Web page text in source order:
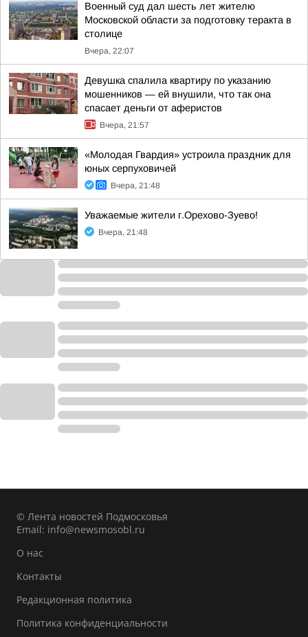
Военный суд дал шесть лет жителю
Московской области за подготовку теракта в
столице
Вчера, 22:07
Девушка спалила квартиру по указанию
мошенников — ей внушили, что так она
спасает деньги от аферистов
Вчера, 21:57
«Молодая Гвардия» устроила праздник для
юных серпуховичей
Вчера, 21:48
Уважаемые жители г.Орехово-Зуево!
Вчера, 21:48
© Лента новостей Подмосковья
Email: info@newsmosobl.ru
О нас
Контакты
Редакционная политика
Политика конфиденциальности